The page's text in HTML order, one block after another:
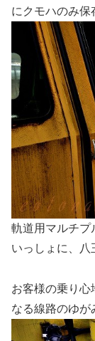
にクモハのみ保
軌道用マルチプ
いっしょに、
お客様の乗り心
なる線路のゆ